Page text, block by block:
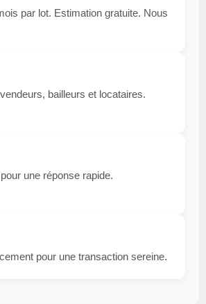
par lot. Estimation gratuite. Nous
bailleurs et locataires.
une réponse rapide.
pour une transaction sereine.